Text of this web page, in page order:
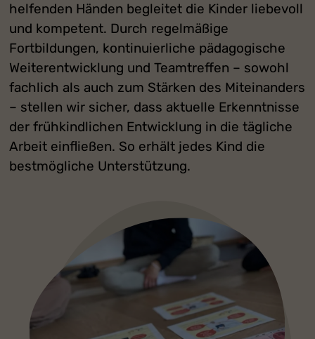
helfenden Händen begleitet die Kinder liebevoll
und kompetent. Durch regelmäßige
Fortbildungen, kontinuierliche pädagogische
Weiterentwicklung und Teamtreffen – sowohl
fachlich als auch zum Stärken des Miteinanders
– stellen wir sicher, dass aktuelle Erkenntnisse
der frühkindlichen Entwicklung in die tägliche
Arbeit einfließen. So erhält jedes Kind die
bestmögliche Unterstützung.